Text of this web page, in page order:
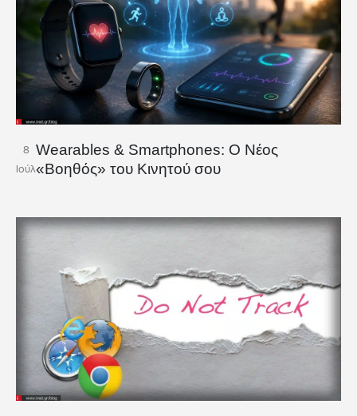
8
Ιούλ
Wearables & Smartphones: Ο Νέος
«Βοηθός» του Κινητού σου